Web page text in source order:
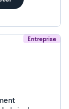
Entreprise